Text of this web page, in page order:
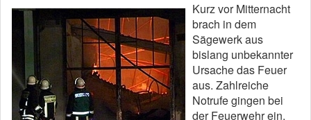
Kurz vor Mitternacht
brach in dem
Sägewerk aus
bislang unbekannter
Ursache das Feuer
aus. Zahlreiche
Notrufe gingen bei
der Feuerwehr ein,